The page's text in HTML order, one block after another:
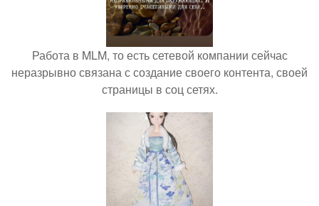
Работа в MLM, то есть сетевой компании сейчас
неразрывно связана с создание своего контента, своей
страницы в соц сетях.